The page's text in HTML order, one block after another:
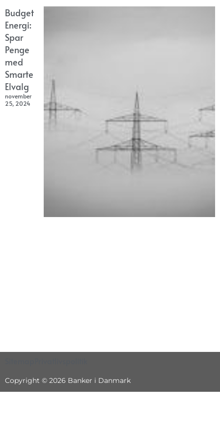
Budget
Energi:
Spar
Penge
med
Smarte
Elvalg
november
25, 2024
Copyright © 2026 Banker i Danmark